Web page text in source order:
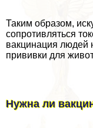
Таким образом,
сопротивляться
вакцинация людей
прививки для
Нужна ли